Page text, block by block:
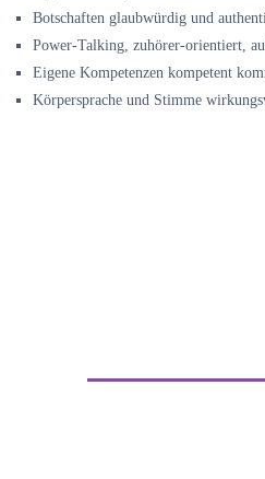
Botschaften glaubwürdig und
Power-Talking, zuhörer-orientiert,
Eigene Kompetenzen kompetent
Körpersprache und Stimme